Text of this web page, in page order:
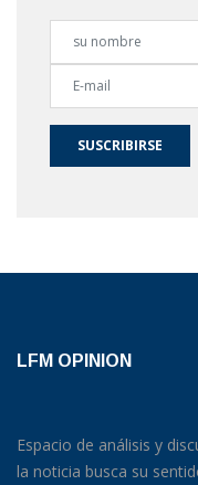
SUSCRIBIRSE
LFM OPINION
Espacio de análisis y
la noticia busca su